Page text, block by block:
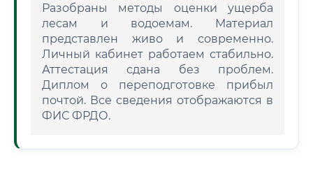
Разобраны методы оценки ущерба
лесам и водоемам. Материал
представлен живо и современно.
Личный кабинет работаем стабильно.
Аттестация сдана без проблем.
Диплом о переподготовке прибыл
почтой. Все сведения отображаются в
ФИС ФРДО.